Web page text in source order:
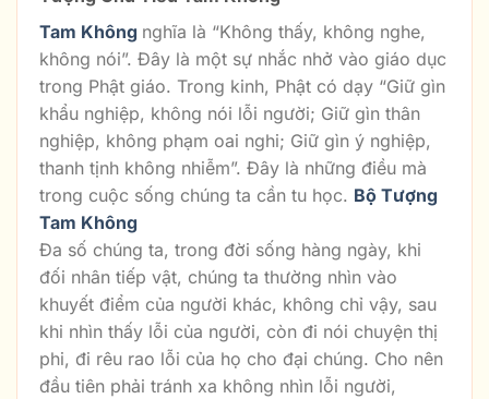
Tam Không nghĩa là “Không thấy, không nghe,
không nói”. Đây là một sự nhắc nhở vào giáo dục
trong Phật giáo. Trong kinh, Phật có dạy “Giữ gìn
khẩu nghiệp, không nói lỗi người; Giữ gìn thân
nghiệp, không phạm oai nghi; Giữ gìn ý nghiệp,
thanh tịnh không nhiễm”. Đây là những điều mà
trong cuộc sống chúng ta cần tu học. Bộ Tượng
Tam Không
Đa số chúng ta, trong đời sống hàng ngày, khi
đối nhân tiếp vật, chúng ta thường nhìn vào
khuyết điểm của người khác, không chỉ vậy, sau
khi nhìn thấy lỗi của người, còn đi nói chuyện thị
phi, đi rêu rao lỗi của họ cho đại chúng. Cho nên
đầu tiên phải tránh xa không nhìn lỗi người,